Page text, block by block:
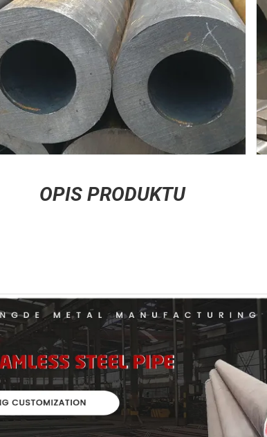
OPIS PRODUKTU